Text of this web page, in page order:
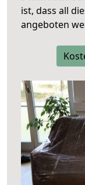
ist, dass all
angeboten